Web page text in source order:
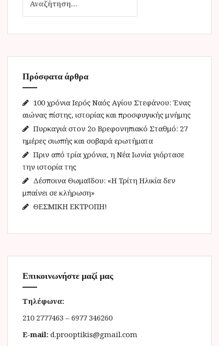
α
ζ
τ
σ
η
γ
ι
α
:
Πρόσφατα άρθρα
100 χρόνια Ιερός Ναός Αγίου Στεφάνου: Ένας
αιώνας πίστης, ιστορίας και προσφυγικής μνήμης
Πυρκαγιά στον 2ο Βρεφονηπιακό Σταθμό: 27
ημέρες σιωπής και σοβαρά ερωτήματα
Πριν από τρία χρόνια, η Νέα Ιωνία γιόρτασε
την ιστορία της
Δέσποινα Θωμαΐδου: «Η Τρίτη Ηλικία δεν
μπαίνει σε κλήρωση»
ΘΕΣΜΙΚΗ ΕΚΤΡΟΠΗ!
Επικοινωνήστε μαζί μας
Τηλέφωνα:
210 2777463 – 6977 346260
E-mail: d.prooptikis@gmail.com